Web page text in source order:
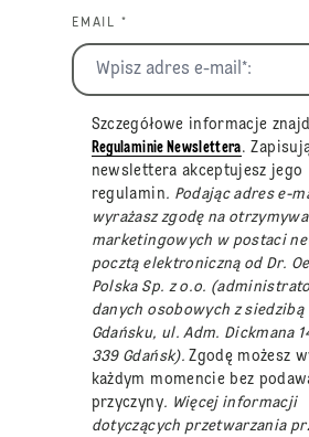
EMAIL *
Szczegółowe informacje
Regulaminie Newslettera.
newslettera akceptujesz jego
regulamin. Podając adres e-
wyrażasz zgodę na
marketingowych w postaci
pocztą elektroniczną od Dr.
Polska Sp. z o.o.
danych osobowych z siedzibą
Gdańsku, ul. Adm. Dickmana
339 Gdańsk).Zgodę możesz
każdym momencie bez
przyczyny. Więcej informacji
dotyczących przetwarzania